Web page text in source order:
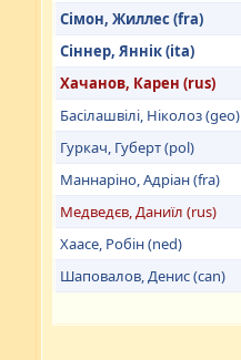
Сімон, Жиллес (fra)
Сіннер, Яннік (ita)
Хачанов, Карен (rus)
Басілашвілі, Ніколоз (geo)
Гуркач, Губерт (pol)
Маннаріно, Адріан (fra)
Медведєв, Даниїл (rus)
Хаасе, Робін (ned)
Шаповалов, Денис (can)